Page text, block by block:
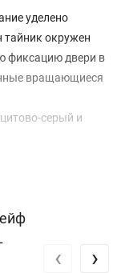
уделено
тайник окружен
фиксацию двери в
вращающиеся
серый и
‹ ›